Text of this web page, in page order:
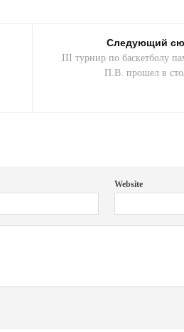
Следующий
III турнир по баскетболу
П.В. прошел в
Website